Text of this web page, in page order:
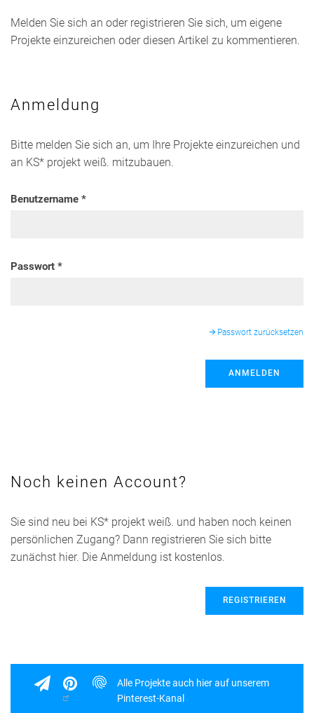
Melden Sie sich an oder registrieren Sie sich, um eigene
Projekte einzureichen oder diesen Artikel zu kommentieren.
Anmeldung
Bitte melden Sie sich an, um Ihre Projekte einzureichen und
an KS* projekt weiß. mitzubauen.
Benutzername
Passwort
Passwort zurücksetzen
ANMELDEN
Noch keinen Account?
Sie sind neu bei KS* projekt weiß. und haben noch keinen
persönlichen Zugang? Dann registrieren Sie sich bitte
zunächst hier. Die Anmeldung ist kostenlos.
REGISTRIEREN
Alle Projekte auch hier auf unserem
Pinterest-Kanal